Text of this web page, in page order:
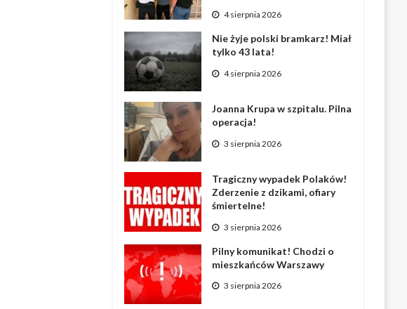
4 sierpnia 2026
Nie żyje polski bramkarz! Miał
tylko 43 lata!
4 sierpnia 2026
Joanna Krupa w szpitalu. Pilna
operacja!
3 sierpnia 2026
Tragiczny wypadek Polaków!
Zderzenie z dzikami, ofiary
śmiertelne!
3 sierpnia 2026
Pilny komunikat! Chodzi o
mieszkańców Warszawy
3 sierpnia 2026